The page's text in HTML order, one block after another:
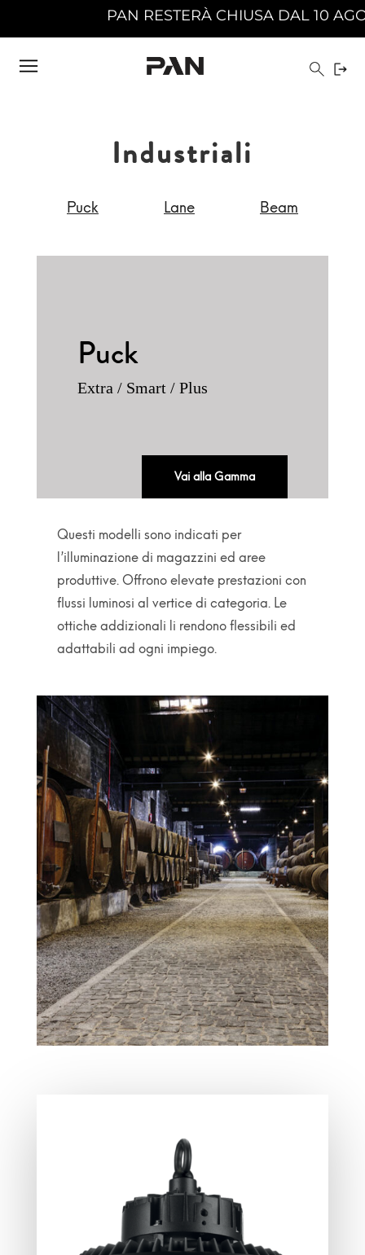
CHIUSA DAL 10 AGOSTO 2026 AL 23
Industriali
Puck Lane Beam
Puck
Extra / Smart / Plus
Vai alla Gamma
Questi modelli sono indicati per
l’illuminazione di magazzini ed aree
produttive. Offrono elevate prestazioni con
flussi luminosi al vertice di categoria. Le
ottiche addizionali li rendono flessibili ed
adattabili ad ogni impiego.